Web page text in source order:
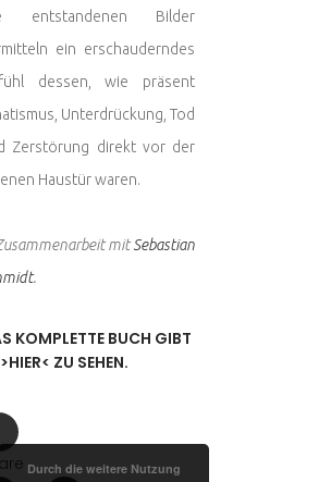
entstandenen Bilder
ein erschauderndes
dessen, wie präsent
Unterdrückung, Tod
Zerstörung direkt vor der
Haustür waren.
mitSebastian
.
KOMPLETTE BUCH GIBT
ZU SEHEN.
Durch die weitere Nutzung